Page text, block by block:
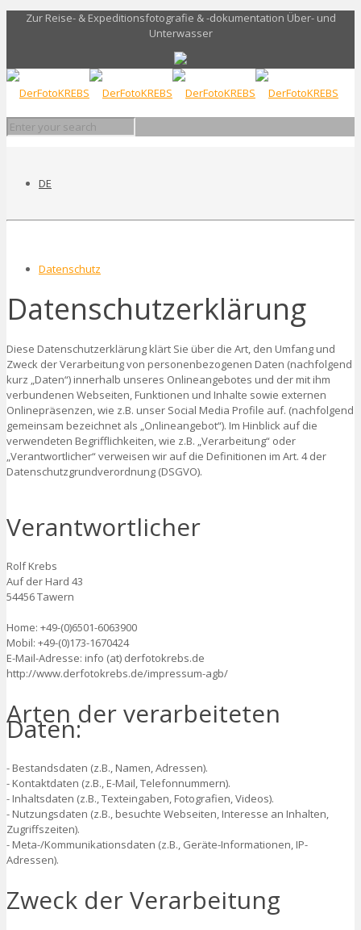
Zur Reise- & Expeditionsfotografie & -dokumentation Über- und
Unterwasser
DE
Datenschutz
Datenschutzerklärung
Diese Datenschutzerklärung klärt Sie über die Art, den Umfang und
Zweck der Verarbeitung von personenbezogenen Daten (nachfolgend
kurz „Daten“) innerhalb unseres Onlineangebotes und der mit ihm
verbundenen Webseiten, Funktionen und Inhalte sowie externen
Onlinepräsenzen, wie z.B. unser Social Media Profile auf. (nachfolgend
gemeinsam bezeichnet als „Onlineangebot“). Im Hinblick auf die
verwendeten Begrifflichkeiten, wie z.B. „Verarbeitung“ oder
„Verantwortlicher“ verweisen wir auf die Definitionen im Art. 4 der
Datenschutzgrundverordnung (DSGVO).
Verantwortlicher
Rolf Krebs
Auf der Hard 43
54456 Tawern
Home: +49-(0)6501-6063900
Mobil: +49-(0)173-1670424
E-Mail-Adresse: info (at) derfotokrebs.de
http://www.derfotokrebs.de/impressum-agb/
Arten der verarbeiteten
Daten:
- Bestandsdaten (z.B., Namen, Adressen).
- Kontaktdaten (z.B., E-Mail, Telefonnummern).
- Inhaltsdaten (z.B., Texteingaben, Fotografien, Videos).
- Nutzungsdaten (z.B., besuchte Webseiten, Interesse an Inhalten,
Zugriffszeiten).
- Meta-/Kommunikationsdaten (z.B., Geräte-Informationen, IP-
Adressen).
Zweck der Verarbeitung